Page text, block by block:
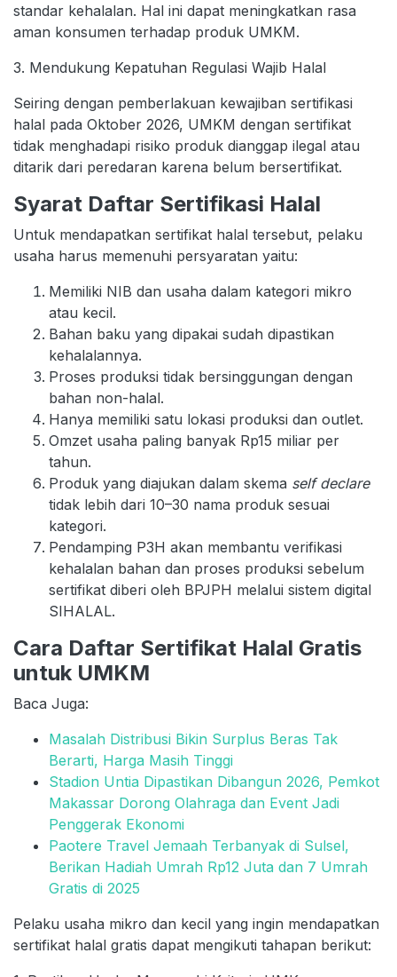
standar kehalalan. Hal ini dapat meningkatkan rasa
aman konsumen terhadap produk UMKM.
3. Mendukung Kepatuhan Regulasi Wajib Halal
Seiring dengan pemberlakuan kewajiban sertifikasi
halal pada Oktober 2026, UMKM dengan sertifikat
tidak menghadapi risiko produk dianggap ilegal atau
ditarik dari peredaran karena belum bersertifikat.
Syarat Daftar Sertifikasi Halal
Untuk mendapatkan sertifikat halal tersebut, pelaku
usaha harus memenuhi persyaratan yaitu:
Memiliki NIB dan usaha dalam kategori mikro
atau kecil.
Bahan baku yang dipakai sudah dipastikan
kehalalannya.
Proses produksi tidak bersinggungan dengan
bahan non-halal.
Hanya memiliki satu lokasi produksi dan outlet.
Omzet usaha paling banyak Rp15 miliar per
tahun.
Produk yang diajukan dalam skema self declare
tidak lebih dari 10–30 nama produk sesuai
kategori.
Pendamping P3H akan membantu verifikasi
kehalalan bahan dan proses produksi sebelum
sertifikat diberi oleh BPJPH melalui sistem digital
SIHALAL.
Cara Daftar Sertifikat Halal Gratis
untuk UMKM
Baca Juga:
Masalah Distribusi Bikin Surplus Beras Tak
Berarti, Harga Masih Tinggi
Stadion Untia Dipastikan Dibangun 2026, Pemkot
Makassar Dorong Olahraga dan Event Jadi
Penggerak Ekonomi
Paotere Travel Jemaah Terbanyak di Sulsel,
Berikan Hadiah Umrah Rp12 Juta dan 7 Umrah
Gratis di 2025
Pelaku usaha mikro dan kecil yang ingin mendapatkan
sertifikat halal gratis dapat mengikuti tahapan berikut: